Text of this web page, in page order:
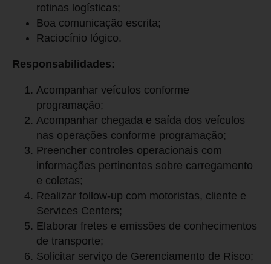
rotinas logísticas;
Boa comunicação escrita;
Raciocínio lógico.
Responsabilidades:
Acompanhar veículos conforme
programação;
Acompanhar chegada e saída dos veículos
nas operações conforme programação;
Preencher controles operacionais com
informações pertinentes sobre carregamento
e coletas;
Realizar follow-up com motoristas, cliente e
Services Centers;
Elaborar fretes e emissões de conhecimentos
de transporte;
Solicitar serviço de Gerenciamento de Risco;